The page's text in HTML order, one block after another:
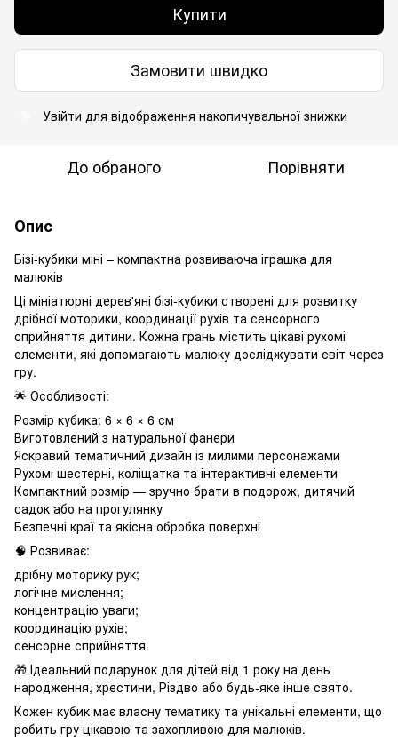
Купити
Замовити швидко
Увійти для відображення накопичувальної знижки
До обраного Порівняти
Опис
Бізі-кубики міні – компактна розвиваюча іграшка для
малюків
Ці мініатюрні дерев'яні бізі-кубики створені для розвитку
дрібної моторики, координації рухів та сенсорного
сприйняття дитини. Кожна грань містить цікаві рухомі
елементи, які допомагають малюку досліджувати світ через
гру.
🌟 Особливості:
Розмір кубика: 6 × 6 × 6 см
Виготовлений з натуральної фанери
Яскравий тематичний дизайн із милими персонажами
Рухомі шестерні, коліщатка та інтерактивні елементи
Компактний розмір — зручно брати в подорож, дитячий
садок або на прогулянку
Безпечні краї та якісна обробка поверхні
🧠 Розвиває:
дрібну моторику рук;
логічне мислення;
концентрацію уваги;
координацію рухів;
сенсорне сприйняття.
🎁 Ідеальний подарунок для дітей від 1 року на день
народження, хрестини, Різдво або будь-яке інше свято.
Кожен кубик має власну тематику та унікальні елементи, що
робить гру цікавою та захопливою для малюків.